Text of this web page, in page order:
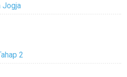
Jogja
2